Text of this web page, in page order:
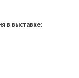
в выставке: